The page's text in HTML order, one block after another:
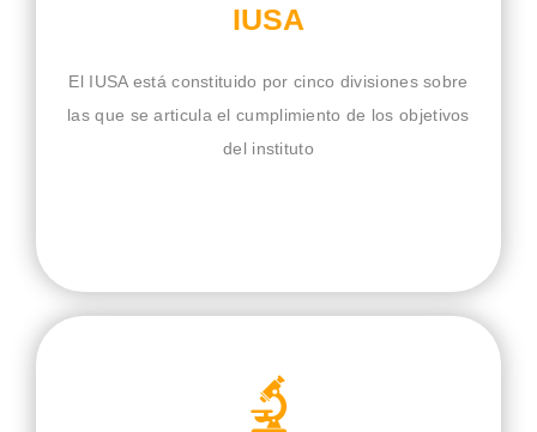
IUSA
El IUSA está constituido por cinco divisiones sobre
las que se articula el cumplimiento de los objetivos
del instituto